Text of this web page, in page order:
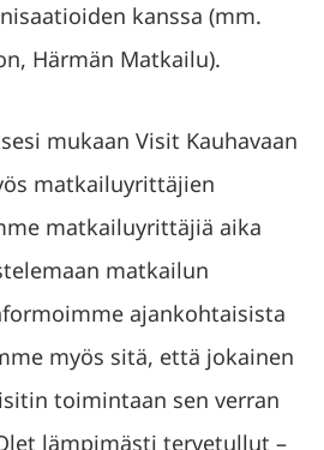
kanssa (mm.
Härmän Matkailu).
mukaan Visit Kauhavaan
matkailuyrittäjien
matkailuyrittäjiä aika
matkailun
ajankohtaisista
myös sitä, että jokainen
toimintaan sen verran
lämpimästi tervetullut –